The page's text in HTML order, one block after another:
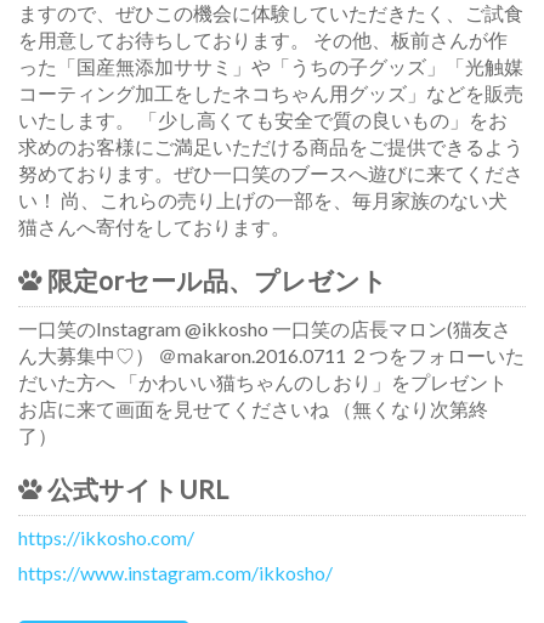
ますので、ぜひこの機会に体験していただきたく、ご試食
を用意してお待ちしております。 その他、板前さんが作
った「国産無添加ササミ」や「うちの子グッズ」「光触媒
コーティング加工をしたネコちゃん用グッズ」などを販売
いたします。 「少し高くても安全で質の良いもの」をお
求めのお客様にご満足いただける商品をご提供できるよう
努めております。ぜひ一口笑のブースへ遊びに来てくださ
い！ 尚、これらの売り上げの一部を、毎月家族のない犬
猫さんへ寄付をしております。
限定orセール品、プレゼント
一口笑のInstagram @ikkosho 一口笑の店長マロン(猫友さ
ん大募集中♡） ＠makaron.2016.0711 ２つをフォローいた
だいた方へ 「かわいい猫ちゃんのしおり」をプレゼント
お店に来て画面を見せてくださいね （無くなり次第終
了）
公式サイトURL
https://ikkosho.com/
https://www.instagram.com/ikkosho/